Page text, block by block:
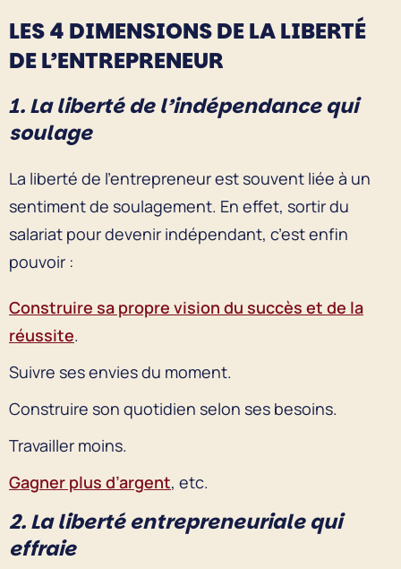
LES 4 DIMENSIONS DE LA LIBERTÉ
DE L’ENTREPRENEUR
1. La liberté de l’indépendance qui
soulage
La liberté de l’entrepreneur est souvent liée à un
sentiment de soulagement. En effet, sortir du
salariat pour devenir indépendant, c’est enfin
pouvoir :
Construire sa propre vision du succès et de la
réussite.
Suivre ses envies du moment.
Construire son quotidien selon ses besoins.
Travailler moins.
Gagner plus d’argent, etc.
2. La liberté entrepreneuriale qui
effraie